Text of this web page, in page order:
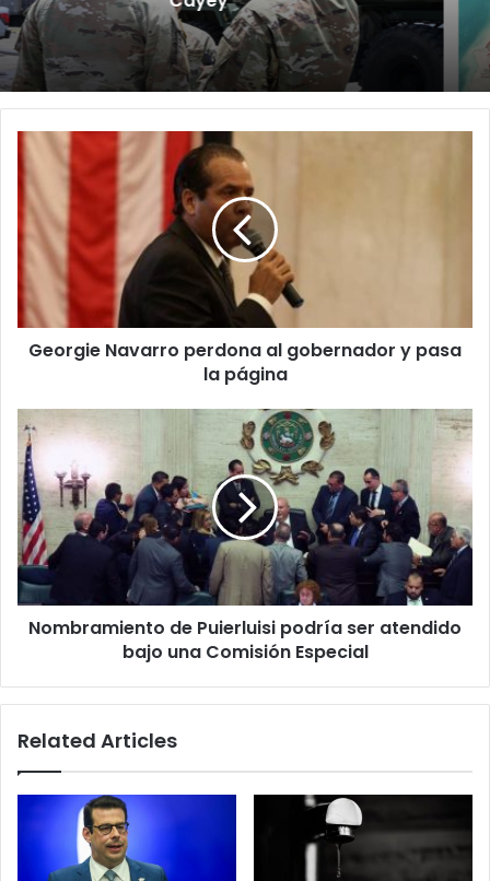
Georgie
Navarro
perdona
gobernador
pasa
la
página
Georgie Navarro perdona al gobernador y pasa
la página
Nombramiento
de
Puierluisi
podría
ser
atendido
bajo
una
Comisión
Especial
Nombramiento de Puierluisi podría ser atendido
bajo una Comisión Especial
Related Articles